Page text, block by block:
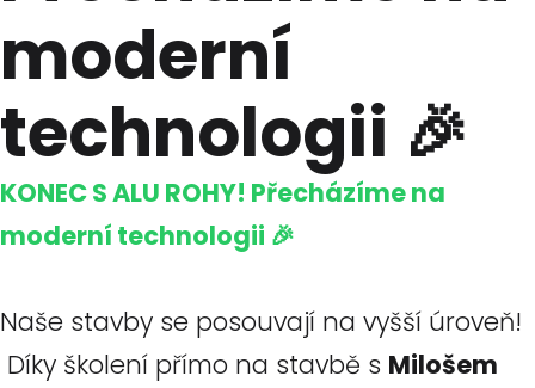
moderní
technologii 🎉
KONEC S ALU ROHY! Přecházíme na
moderní technologii 🎉
Naše stavby se posouvají na vyšší úroveň!
Díky školení přímo na stavbě s Milošem